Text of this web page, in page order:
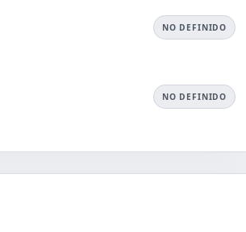
NO DEFINIDO
NO DEFINIDO